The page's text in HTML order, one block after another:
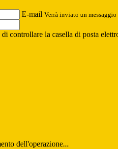
E-mail Verrà inviato un
controllare la casella di posta
dell'operazione...